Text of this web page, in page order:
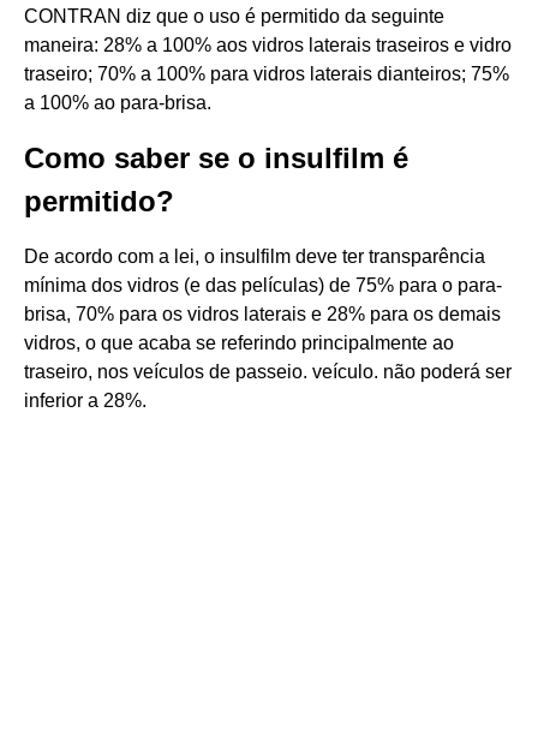
CONTRAN diz que o uso é permitido da seguinte
maneira: 28% a 100% aos vidros laterais traseiros e vidro
traseiro; 70% a 100% para vidros laterais dianteiros; 75%
a 100% ao para-brisa.
Como saber se o insulfilm é
permitido?
De acordo com a lei, o insulfilm deve ter transparência
mínima dos vidros (e das películas) de 75% para o para-
brisa, 70% para os vidros laterais e 28% para os demais
vidros, o que acaba se referindo principalmente ao
traseiro, nos veículos de passeio. veículo. não poderá ser
inferior a 28%.